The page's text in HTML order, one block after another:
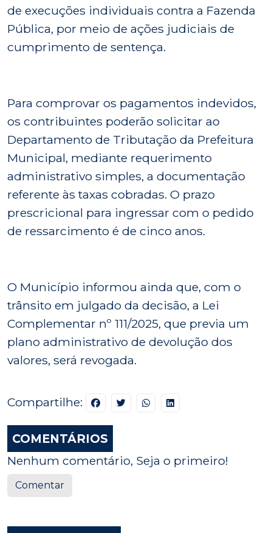
de execuções individuais contra a Fazenda
Pública, por meio de ações judiciais de
cumprimento de sentença.
Para comprovar os pagamentos indevidos,
os contribuintes poderão solicitar ao
Departamento de Tributação da Prefeitura
Municipal, mediante requerimento
administrativo simples, a documentação
referente às taxas cobradas. O prazo
prescricional para ingressar com o pedido
de ressarcimento é de cinco anos.
O Município informou ainda que, com o
trânsito em julgado da decisão, a Lei
Complementar nº 111/2025, que previa um
plano administrativo de devolução dos
valores, será revogada.
Compartilhe:
COMENTÁRIOS
Nenhum comentário, Seja o primeiro!
Comentar